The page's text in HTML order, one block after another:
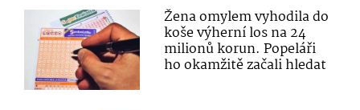
Žena omylem vyhodila do
koše výherní los na 24
milionů korun. Popeláři
ho okamžitě začali hledat